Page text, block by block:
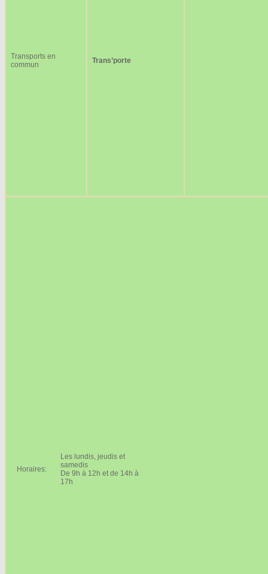
Transports en
commun
Trans’porte
Horaires:
Les lundis, jeudis et
samedis
De 9h à 12h et de 14h à
17h